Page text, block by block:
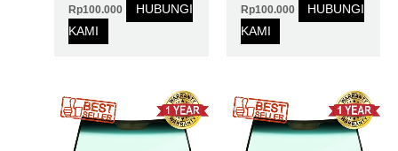
Rp100.000
HUBUNGI
KAMI
Rp100.000
HUBUNGI
KAMI